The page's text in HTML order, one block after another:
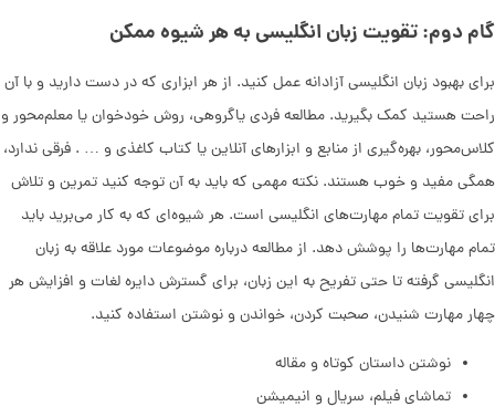
گام دوم: تقویت زبان انگلیسی به هر شیوه ممکن
برای بهبود زبان انگلیسی آزادانه عمل کنید. از هر ابزاری که در دست دارید و با آن
راحت هستید کمک بگیرید. مطالعه فردی یاگروهی، روش خودخوان یا معلم‌محور و
کلاس‌محور، بهره‌گیری از منابع و ابزارهای آنلاین یا کتاب کاغذی و … . فرقی ندارد،
همگی مفید و خوب هستند. نکته مهمی که باید به آن توجه کنید تمرین و تلاش
برای تقویت تمام مهارت‌های انگلیسی است. هر شیوه‌ای که به کار می‌برید باید
تمام مهارت‌ها را پوشش دهد. از مطالعه درباره موضوعات مورد علاقه به زبان
انگلیسی گرفته تا حتی تفریح به این زبان، برای گسترش دایره لغات و افزایش هر
چهار مهارت شنیدن، صحبت کردن، خواندن و نوشتن استفاده کنید.
نوشتن داستان‌ کوتاه و مقاله
تماشای فیلم، سریال و انیمیشن